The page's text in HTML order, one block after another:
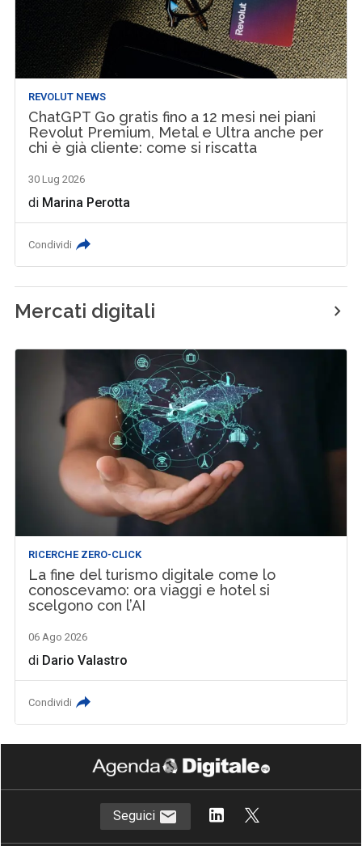
REVOLUT NEWS
ChatGPT Go gratis fino a 12 mesi nei piani
Revolut Premium, Metal e Ultra anche per
chi è già cliente: come si riscatta
30 Lug 2026
di Marina Perotta
Condividi
Mercati digitali
RICERCHE ZERO-CLICK
La fine del turismo digitale come lo
conoscevamo: ora viaggi e hotel si
scelgono con l’AI
06 Ago 2026
di Dario Valastro
Condividi
Seguici